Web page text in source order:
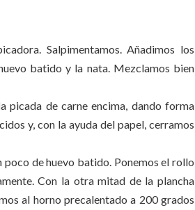
Salpimentamos. Añadimos los
batido y la nata. Mezclamos bien
picada de carne encima, dando forma
y, con la ayuda del papel, cerramos
poco de huevo batido. Ponemos el rollo
Con la otra mitad de la plancha
al horno precalentado a 200 grados